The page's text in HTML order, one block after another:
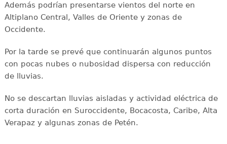
Además podrían presentarse vientos del norte en
Altiplano Central, Valles de Oriente y zonas de
Occidente.
Por la tarde se prevé que continuarán algunos puntos
con pocas nubes o nubosidad dispersa con reducción
de lluvias.
No se descartan lluvias aisladas y actividad eléctrica de
corta duración en Suroccidente, Bocacosta, Caribe, Alta
Verapaz y algunas zonas de Petén.